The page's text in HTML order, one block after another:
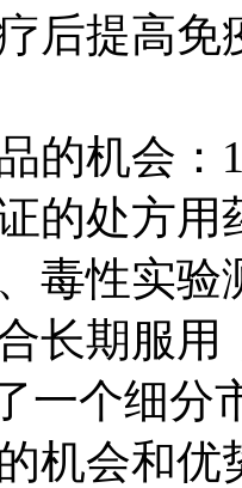
后提高
的机会：
的处方
毒性实
长期服
一个细分
机会和